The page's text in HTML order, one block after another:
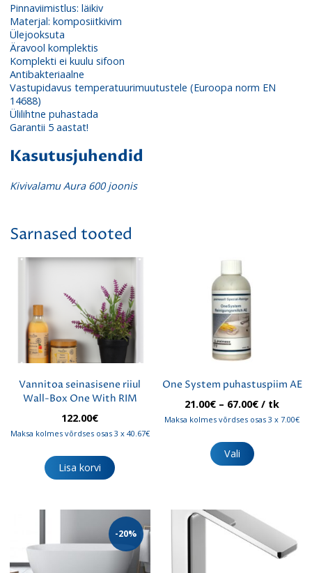
Pinnaviimistlus: läikiv
Materjal: komposiitkivim
Ülejooksuta
Äravool komplektis
Komplekti ei kuulu sifoon
Antibakteriaalne
Vastupidavus temperatuurimuutustele (Euroopa norm EN
14688)
Ülilihtne puhastada
Garantii 5 aastat!
Kasutusjuhendid
Kivivalamu Aura 600 joonis
Sarnased tooted
Vannitoa seinasisene riiul
Wall-Box One With RIM
122.00€
Maksa kolmes võrdses osas 3 x 40.67€
Lisa korvi
One System puhastuspiim AE
21.00€ – 67.00€
21.00€
/ tk
Maksa kolmes võrdses osas 3 x 7.00€
Vali
tootel
saab
teha
tootelehel.
-20%